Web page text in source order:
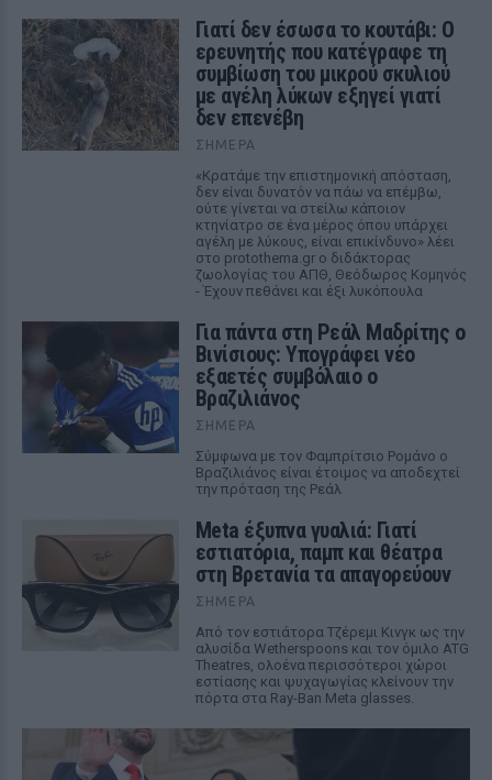
Γιατί δεν έσωσα το κουτάβι: Ο
ερευνητής που κατέγραφε τη
συμβίωση του μικρού σκυλιού
με αγέλη λύκων εξηγεί γιατί
δεν επενέβη
ΣΉΜΕΡΑ
«Κρατάμε την επιστημονική απόσταση,
δεν είναι δυνατόν να πάω να επέμβω,
ούτε γίνεται να στείλω κάποιον
κτηνίατρο σε ένα μέρος όπου υπάρχει
αγέλη με λύκους, είναι επικίνδυνο» λέει
στο protothema.gr ο διδάκτορας
ζωολογίας του ΑΠΘ, Θεόδωρος Κομηνός
- Έχουν πεθάνει και έξι λυκόπουλα
Για πάντα στη Ρεάλ Μαδρίτης ο
Βινίσιους: Υπογράφει νέο
εξαετές συμβόλαιο ο
Βραζιλιάνος
ΣΉΜΕΡΑ
Σύμφωνα με τον Φαμπρίτσιο Ρομάνο ο
Βραζιλιάνος είναι έτοιμος να αποδεχτεί
την πρόταση της Ρεάλ
Meta έξυπνα γυαλιά: Γιατί
εστιατόρια, παμπ και θέατρα
στη Βρετανία τα απαγορεύουν
ΣΉΜΕΡΑ
Από τον εστιάτορα Τζέρεμι Κινγκ ως την
αλυσίδα Wetherspoons και τον όμιλο ATG
Theatres, ολοένα περισσότεροι χώροι
εστίασης και ψυχαγωγίας κλείνουν την
πόρτα στα Ray-Ban Meta glasses.